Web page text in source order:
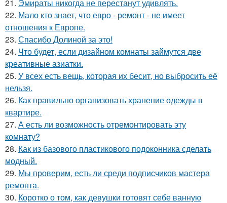
21. Эмираты никогда не перестанут удивлять.
22. Мало кто знает, что евро - ремонт - не имеет
отношения к Европе.
23. Спасибо Долиной за это!
24. Что будет, если дизайном комнаты займутся две
креативные азиатки.
25. У всех есть вещь, которая их бесит, но выбросить её
нельзя.
26. Как правильно организовать хранение одежды в
квартире.
27. А есть ли возможность отремонтировать эту
комнату?
28. Как из базового пластикового подоконника сделать
модный.
29. Мы проверим, есть ли среди подписчиков мастера
ремонта.
30. Коротко о том, как девушки готовят себе ванную